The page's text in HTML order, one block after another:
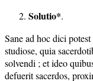
Solutio*.
Sane ad hoc dici
studiose, quia
solvendi ; et ideo
defuerit sacerdos,